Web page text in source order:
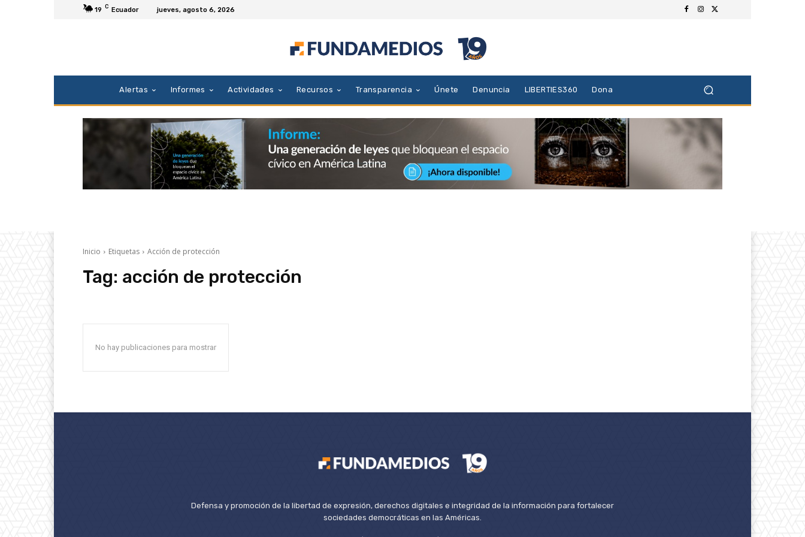
19 C Ecuador jueves, agosto 6, 2026
Alertas Informes Actividades Recursos Transparencia Únete Denuncia LIBERTIES360 Dona
Inicio Etiquetas Acción de protección
Tag: acción de protección
No hay publicaciones para mostrar
Defensa y promoción de la libertad de expresión, derechos digitales e integridad de la información para fortalecer
sociedades democráticas en las Américas.